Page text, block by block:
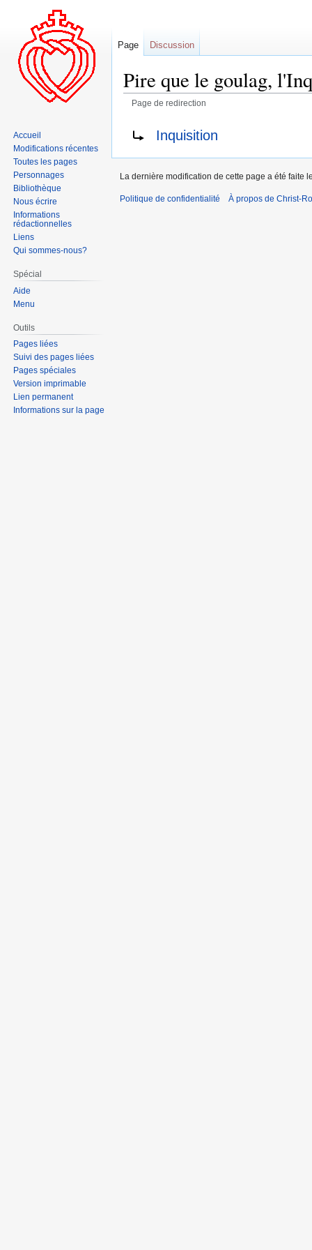
Pire que le goulag,
Page de redirection
la
navigation
la
recherche
Rediriger vers :Inquisition
Page Discussion
Accueil
Modifications récentes
Toutes les pages
Personnages
Bibliothèque
Nous écrire
Informations
rédactionnelles
Liens
Qui sommes-nous?
Spécial
Aide
Menu
Outils
Pages liées
Suivi des pages liées
Pages spéciales
Version imprimable
Lien permanent
Informations sur la page
La dernière modification de cette page a été faite
Politique de confidentialité À propos de Christ-